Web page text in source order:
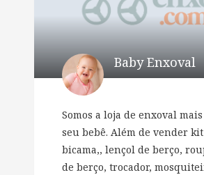
Baby Enxoval
Somos a loja de enxoval
seu bebê. Além de vender
bicama,, lençol de berço,
de berço, trocador,